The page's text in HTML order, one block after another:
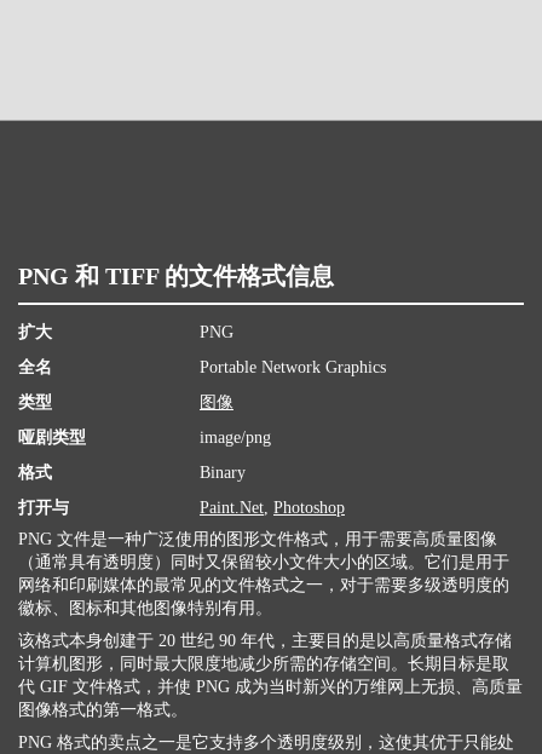
PNG 和 TIFF 的文件格式信息
扩大
PNG
全名
Portable Network Graphics
类型
图像
哑剧类型
image/png
格式
Binary
打开与
Paint.Net, Photoshop
PNG 文件是一种广泛使用的图形文件格式，用于需要高质量图像
（通常具有透明度）同时又保留较小文件大小的区域。它们是用于
网络和印刷媒体的最常见的文件格式之一，对于需要多级透明度的
徽标、图标和其他图像特别有用。
该格式本身创建于 20 世纪 90 年代，主要目的是以高质量格式存储
计算机图形，同时最大限度地减少所需的存储空间。长期目标是取
代 GIF 文件格式，并使 PNG 成为当时新兴的万维网上无损、高质量
图像格式的第一格式。
PNG 格式的卖点之一是它支持多个透明度级别，这使其优于只能处